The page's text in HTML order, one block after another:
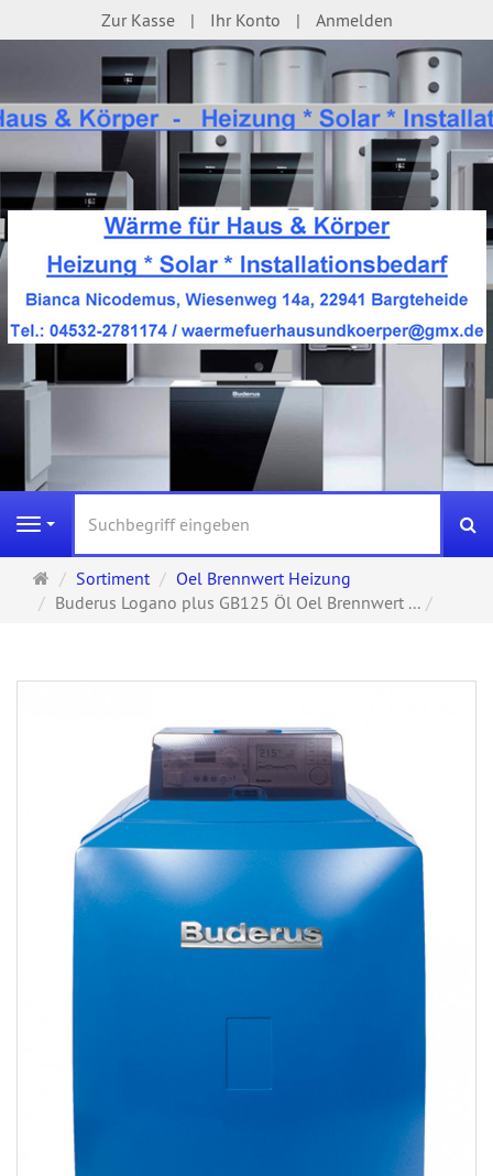
Zur Kasse Ihr Konto Anmelden
Navigation
Startseite
Sortiment
Oel Brennwert Heizung
Buderus Logano plus GB125 Öl Oel Brennwert ...